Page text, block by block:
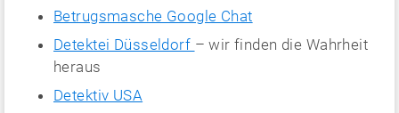
Betrugsmasche Google Chat
Detektei Düsseldorf – wir finden die Wahrheit
heraus
Detektiv USA